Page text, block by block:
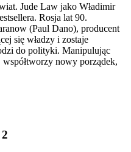
Jude Law jako Władimir
Rosja lat 90.
(Paul Dano), producent
się władzy i zostaje
do polityki. Manipulując
współtworzy nowy porządek,